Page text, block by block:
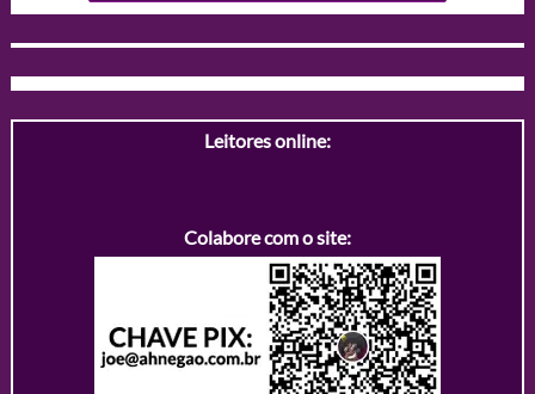
Leitores online:
Colabore com o site: